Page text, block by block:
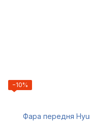
−10%
Фара передня